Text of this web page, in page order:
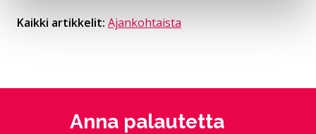
Kaikki artikkelit: Ajankohtaista
Anna palautetta